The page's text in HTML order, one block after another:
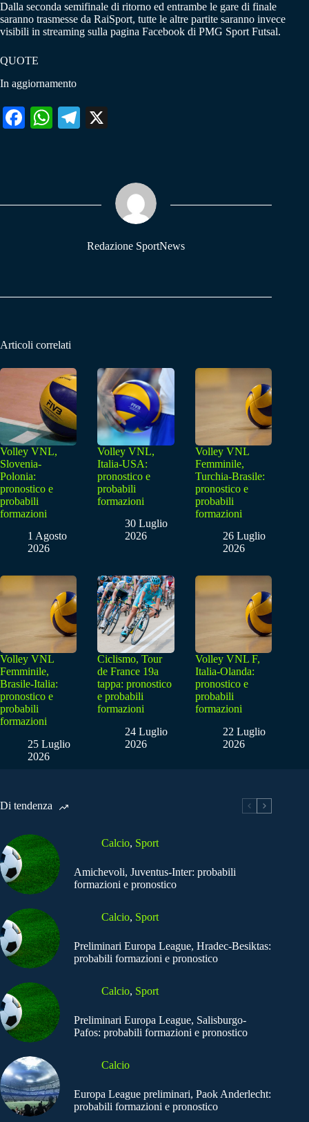
Dalla seconda semifinale di ritorno ed entrambe le gare di finale
saranno trasmesse da RaiSport, tutte le altre partite saranno invece
visibili in streaming sulla pagina Facebook di PMG Sport Futsal.
QUOTE
In aggiornamento
Fa W
pp
Te
m
Redazione SportNews
Articoli correlati
Volley VNL,
Slovenia-
Polonia:
pronostico e
probabili
formazioni
1 Agosto
2026
Volley VNL,
Italia-USA:
pronostico e
probabili
formazioni
30 Luglio
2026
Volley VNL
Femminile,
Turchia-Brasile:
pronostico e
probabili
formazioni
26 Luglio
2026
Volley VNL
Femminile,
Brasile-Italia:
pronostico e
probabili
formazioni
25 Luglio
2026
Ciclismo, Tour
de France 19a
tappa: pronostico
e probabili
formazioni
24 Luglio
2026
Volley VNL F,
Italia-Olanda:
pronostico e
probabili
formazioni
22 Luglio
2026
Di tendenza
Calcio, Sport
Amichevoli, Juventus-Inter: probabili
formazioni e pronostico
Calcio, Sport
Preliminari Europa League, Hradec-Besiktas:
probabili formazioni e pronostico
Calcio, Sport
Preliminari Europa League, Salisburgo-
Pafos: probabili formazioni e pronostico
Calcio
Europa League preliminari, Paok Anderlecht:
probabili formazioni e pronostico